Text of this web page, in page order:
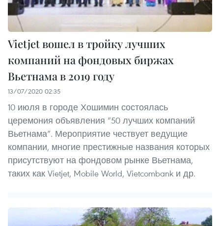
Vietjet вошел в тройку лучших
компаний на фондовых биржах
Вьетнама в 2019 году
13/07/2020 02:35
10 июля в городе Хошимин состоялась
церемония объявления “50 лучших компаний
Вьетнама”. Мероприятие чествует ведущие
компании, многие престижные названия которых
присутствуют на фондовом рынке Вьетнама,
таких как Vietjet, Mobile World, Vietcombank и др.